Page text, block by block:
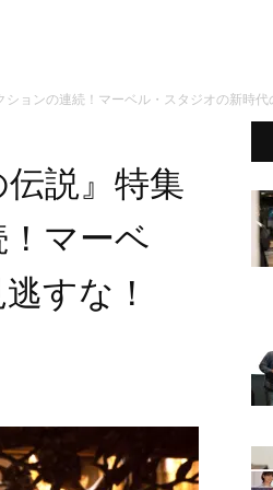
ョンの連続！マーベル・スタジオの新時代
説』特集
マーベ
すな！